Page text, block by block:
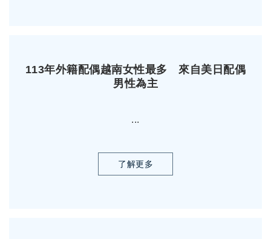
113年外籍配偶越南女性最多 來自美日配偶
男性為主
...
了解更多